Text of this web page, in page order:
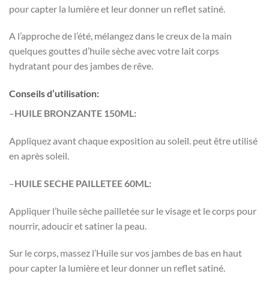
pour capter la lumière et leur donner un reflet satiné.
A l’approche de l’été, mélangez dans le creux de la main
quelques gouttes d’huile sèche avec votre lait corps
hydratant pour des jambes de rêve.
Conseils d’utilisation:
–HUILE BRONZANTE 150ML:
Appliquez avant chaque exposition au soleil. peut être utilisé
en après soleil.
–HUILE SECHE PAILLETEE 60ML:
Appliquer l’huile sèche pailletée sur le visage et le corps pour
nourrir, adoucir et satiner la peau.
Sur le corps, massez l’Huile sur vos jambes de bas en haut
pour capter la lumière et leur donner un reflet satiné.